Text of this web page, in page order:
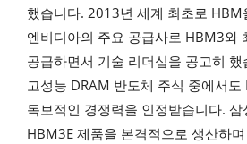
했습니다. 2013년 세계 최초로 HBM
엔비디아의 주요 공급사로 HBM3와
공급하면서 기술 리더십을 공고히
고성능 DRAM 반도체 주식 중에서도
독보적인 경쟁력을 인정받습니다.
HBM3E 제품을 본격적으로 생산하